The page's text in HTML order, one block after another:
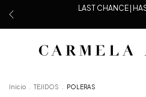
LAST CHANCE |
Inicio TEJIDOS POLERAS